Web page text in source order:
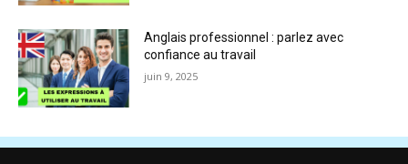
Anglais professionnel : parlez avec
confiance au travail
juin 9, 2025